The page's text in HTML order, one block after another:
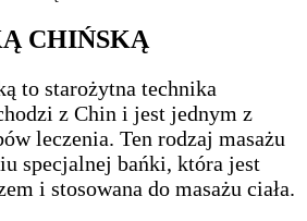
CHIŃSKĄ
to starożytna technika
z Chin i jest jednym z
leczenia. Ten rodzaj masażu
specjalnej bańki, która jest
i stosowana do masażu ciała.